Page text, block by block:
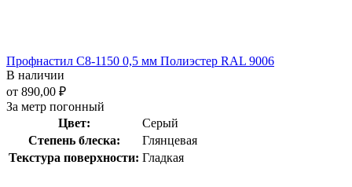
Профнастил С8-1150 0,5 мм Полиэстер RAL 9006
В наличии
от 890,00 ₽
За метр погонный
Цвет:
Серый
Степень блеска:
Глянцевая
Текстура поверхности: Гладкая